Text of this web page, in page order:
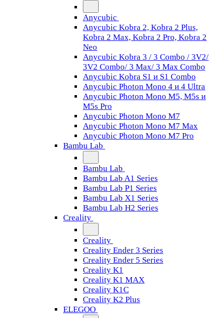
Anycubic
Anycubic Kobra 2, Kobra 2 Plus,
Kobra 2 Max, Kobra 2 Pro, Kobra 2
Neo
Anycubic Kobra 3 / 3 Combo / 3V2/
3V2 Combo/ 3 Max/ 3 Max Combo
Anycubic Kobra S1 и S1 Combo
Anycubic Photon Mono 4 и 4 Ultra
Anycubic Photon Mono M5, M5s и
M5s Pro
Anycubic Photon Mono M7
Anycubic Photon Mono M7 Max
Anycubic Photon Mono M7 Pro
Bambu Lab
Bambu Lab
Bambu Lab A1 Series
Bambu Lab P1 Series
Bambu Lab X1 Series
Bambu Lab H2 Series
Creality
Creality
Creality Ender 3 Series
Creality Ender 5 Series
Creality K1
Creality K1 MAX
Creality K1C
Creality K2 Plus
ELEGOO